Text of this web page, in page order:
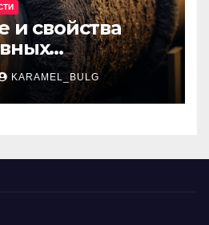
и свойства
огнеупорных
KARAMEL_BULG